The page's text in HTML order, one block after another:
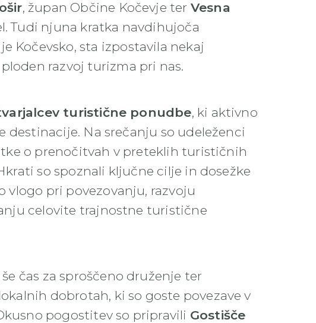
, župan Občine Kočevje ter Vesna
Tudi njuna kratka navdihujoča
Kočevsko, sta izpostavila nekaj
razvoj turizma pri nas.
turistične ponudbe, ki aktivno
destinacije. Na srečanju so udeleženci
o prenočitvah v preteklih turističnih
so spoznali ključne cilje in dosežke
vlogo pri povezovanju, razvoju
celovite trajnostne turistične
čas za sproščeno druženje ter
dobrotah, ki so goste povezave v
pogostitev so pripravili Gostišče